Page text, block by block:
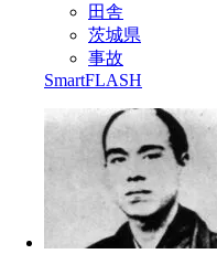
田舎
茨城県
事故
SmartFLASH